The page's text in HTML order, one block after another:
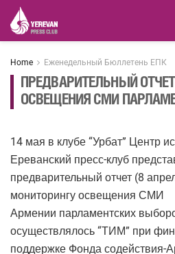
Home Еженедельный Бюллетень ЕПК
ПРЕДВАРИТЕЛЬНЫЙ
ОСВЕЩЕНИЯ СМИ
14 мая в клубе “Урбат” Центр
Ереванский пресс-клуб
предварительный отчет (8
мониторингу освещения СМИ
Армении парламентских
осуществлялось “ТИМ” при
поддержке Фонда содействия-